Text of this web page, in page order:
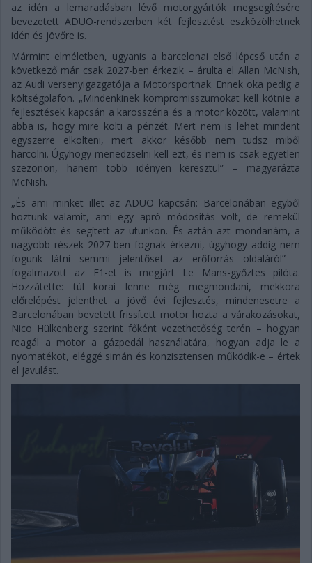
az idén a lemaradásban lévő motorgyártók megsegítésére
bevezetett ADUO-rendszerben két fejlesztést eszközölhetnek
idén és jövőre is.
Mármint elméletben, ugyanis a barcelonai első lépcső után a
következő már csak 2027-ben érkezik – árulta el Allan McNish,
az Audi versenyigazgatója a Motorsportnak. Ennek oka pedig a
költségplafon. „Mindenkinek kompromisszumokat kell kötnie a
fejlesztések kapcsán a karosszéria és a motor között, valamint
abba is, hogy mire költi a pénzét. Mert nem is lehet mindent
egyszerre elkölteni, mert akkor később nem tudsz miből
harcolni. Úgyhogy menedzselni kell ezt, és nem is csak egyetlen
szezonon, hanem több idényen keresztül” – magyarázta
McNish.
„És ami minket illet az ADUO kapcsán: Barcelonában egyből
hoztunk valamit, ami egy apró módosítás volt, de remekül
működött és segített az utunkon. És aztán azt mondanám, a
nagyobb részek 2027-ben fognak érkezni, úgyhogy addig nem
fogunk látni semmi jelentőset az erőforrás oldaláról” –
fogalmazott az F1-et is megjárt Le Mans-győztes pilóta.
Hozzátette: túl korai lenne még megmondani, mekkora
előrelépést jelenthet a jövő évi fejlesztés, mindenesetre a
Barcelonában bevetett frissített motor hozta a várakozásokat,
Nico Hülkenberg szerint főként vezethetőség terén – hogyan
reagál a motor a gázpedál használatára, hogyan adja le a
nyomatékot, eléggé simán és konzisztensen működik-e – értek
el javulást.